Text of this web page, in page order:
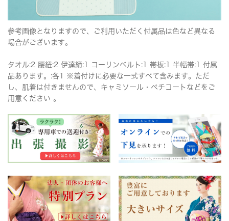
参考画像となりますので、ご利用いただく付属品は色など異なる
場合がございます。
タオル:2 腰紐:2 伊達締:1 コーリンベルト:1 帯板:1 半幅帯:1 付属
品あります。:各1 ※着付けに必要な一式すべて含みます。ただ
し、肌着は付きませんので、キャミソール・ペチコートなどをご
用意ください 。